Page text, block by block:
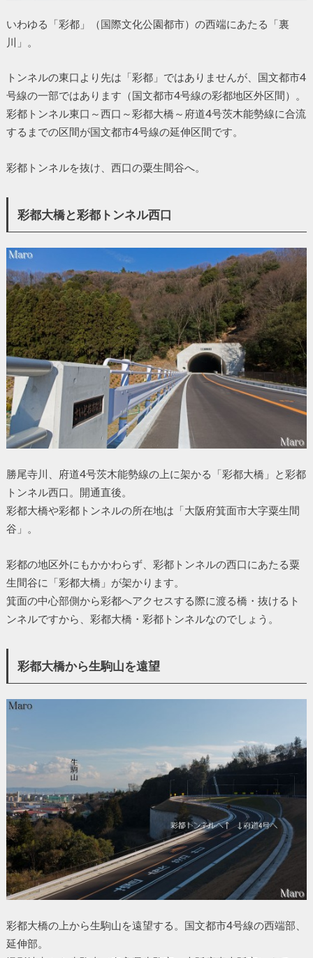
いわゆる「彩都」（国際文化公園都市）の西端にあたる「裏
川」。
トンネルの東口より先は「彩都」ではありませんが、国文都市4
号線の一部ではあります（国文都市4号線の彩都地区外区間）。
彩都トンネル東口～西口～彩都大橋～府道4号茨木能勢線に合流
するまでの区間が国文都市4号線の延伸区間です。
彩都トンネルを抜け、西口の粟生間谷へ。
彩都大橋と彩都トンネル西口
勝尾寺川、府道4号茨木能勢線の上に架かる「彩都大橋」と彩都
トンネル西口。開通直後。
彩都大橋や彩都トンネルの所在地は「大阪府箕面市大字粟生間
谷」。
彩都の地区外にもかかわらず、彩都トンネルの西口にあたる粟
生間谷に「彩都大橋」が架かります。
箕面の中心部側から彩都へアクセスする際に渡る橋・抜けるト
ンネルですから、彩都大橋・彩都トンネルなのでしょう。
彩都大橋から生駒山を遠望
彩都大橋の上から生駒山を遠望する。国文都市4号線の西端部、
延伸部。